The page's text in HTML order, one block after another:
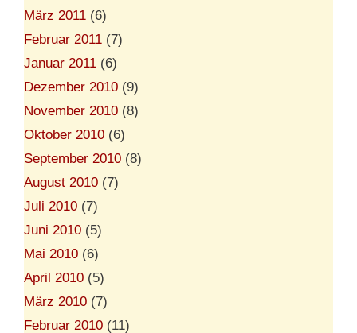
März 2011 (6)
Februar 2011 (7)
Januar 2011 (6)
Dezember 2010 (9)
November 2010 (8)
Oktober 2010 (6)
September 2010 (8)
August 2010 (7)
Juli 2010 (7)
Juni 2010 (5)
Mai 2010 (6)
April 2010 (5)
März 2010 (7)
Februar 2010 (11)